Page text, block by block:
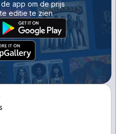
app om de prijs
editie te zien